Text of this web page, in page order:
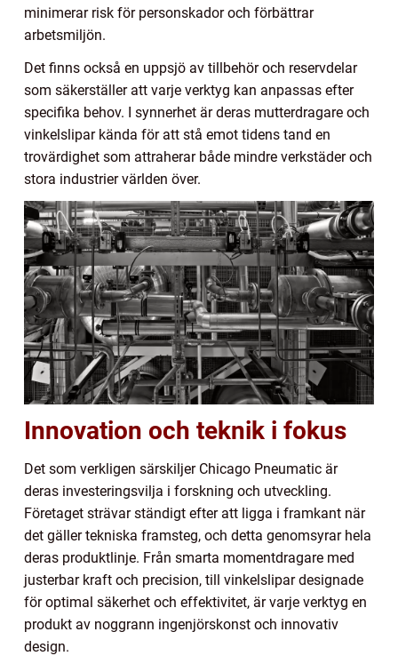
minimerar risk för personskador och förbättrar
arbetsmiljön.
Det finns också en uppsjö av tillbehör och reservdelar
som säkerställer att varje verktyg kan anpassas efter
specifika behov. I synnerhet är deras mutterdragare och
vinkelslipar kända för att stå emot tidens tand en
trovärdighet som attraherar både mindre verkstäder och
stora industrier världen över.
Innovation och teknik i fokus
Det som verkligen särskiljer Chicago Pneumatic är
deras investeringsvilja i forskning och utveckling.
Företaget strävar ständigt efter att ligga i framkant när
det gäller tekniska framsteg, och detta genomsyrar hela
deras produktlinje. Från smarta momentdragare med
justerbar kraft och precision, till vinkelslipar designade
för optimal säkerhet och effektivitet, är varje verktyg en
produkt av noggrann ingenjörskonst och innovativ
design.